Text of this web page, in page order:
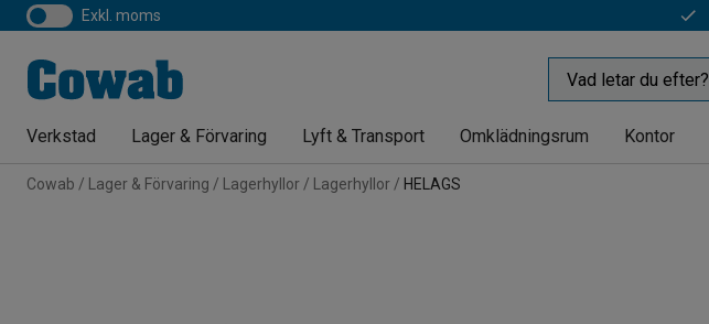
exkl. moms
Verkstad Lager & Förvaring Lyft & Transport Omklädningsrum Kontor
Cowab Lager & Förvaring Lagerhyllor Lagerhyllor HELAGS